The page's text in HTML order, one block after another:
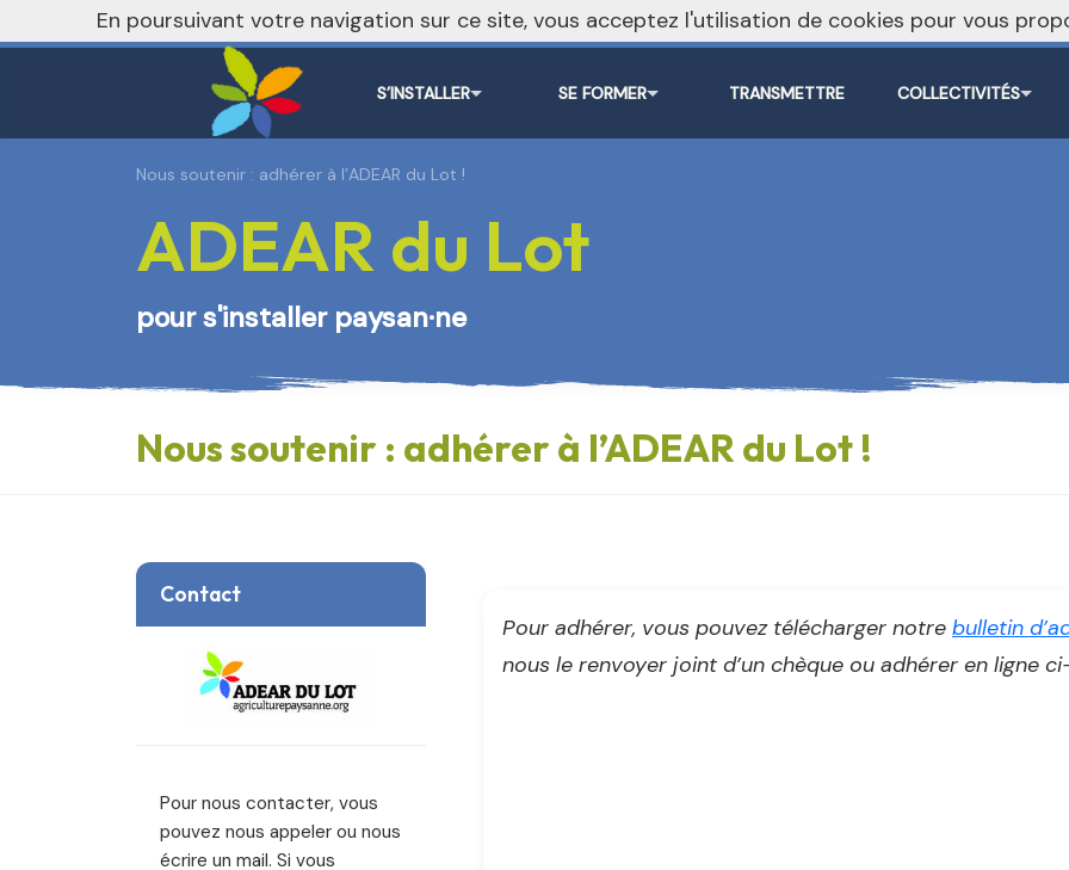
S’INSTALLER SE FORMER TRANSMETTRE COLLECTIVITÉS
Nous soutenir : adhérer à l’ADEAR du Lot !
ADEAR du Lot
pour s'installer paysan·ne
Nous soutenir : adhérer à l’ADEAR du Lot !
Contact
Pour nous contacter, vous
pouvez nous appeler ou nous
écrire un mail. Si vous
Pour adhérer, vous pouvez télécharger notre bulletin
nous le renvoyer joint d’un chèque ou adhérer en ligne
En poursuivant votre navigation sur ce site, vous acceptez l'utilisation de cookies pour vous